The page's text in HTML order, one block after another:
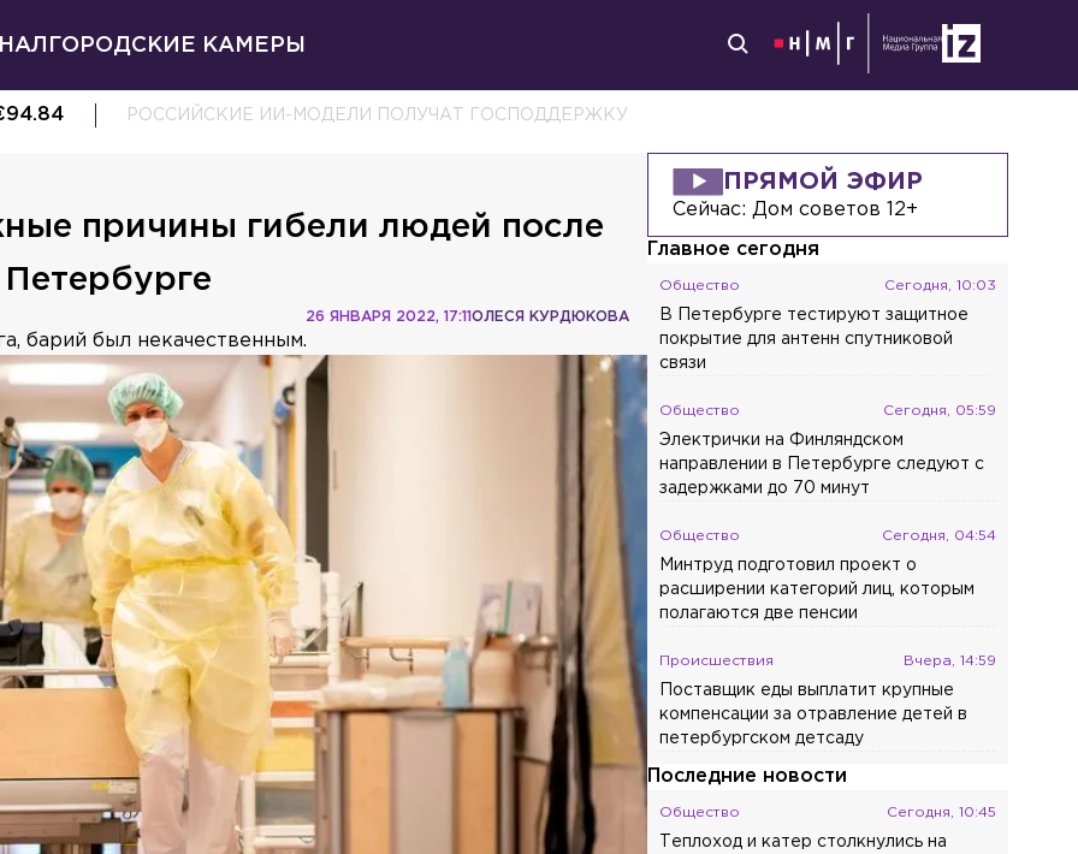
ГОРОДСКИЕ КАМЕРЫ
94.84 РОССИЙСКИЕ ИИ-МОДЕЛИ ПОЛУЧАТ ГОСПОДДЕРЖКУ
причины гибели людей после
ОЛЕСЯ КУРДЮКОВА
26 ЯНВАРЯ 2022, 17:11
барий был некачественным.
ПРЯМОЙ ЭФИР
Сейчас:Дом советов 12+
Главное сегодня
Общество Сегодня, 10:03
В Петербурге тестируют защитное
покрытие для антенн спутниковой
связи
Общество Сегодня, 05:59
Электрички на Финляндском
направлении в Петербурге следуют с
задержками до 70 минут
Общество Сегодня, 04:54
Минтруд подготовил проект о
расширении категорий лиц, которым
полагаются две пенсии
Происшествия Вчера, 14:59
Поставщик еды выплатит крупные
компенсации за отравление детей в
петербургском детсаду
Последние новости
Общество Сегодня, 10:45
Теплоход и катер столкнулись на